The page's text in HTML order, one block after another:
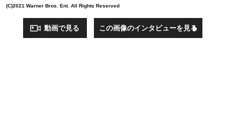
(C)2021 Warner Bros. Ent. All Rights Reserved
動画で見る この画像のインタビューを見る